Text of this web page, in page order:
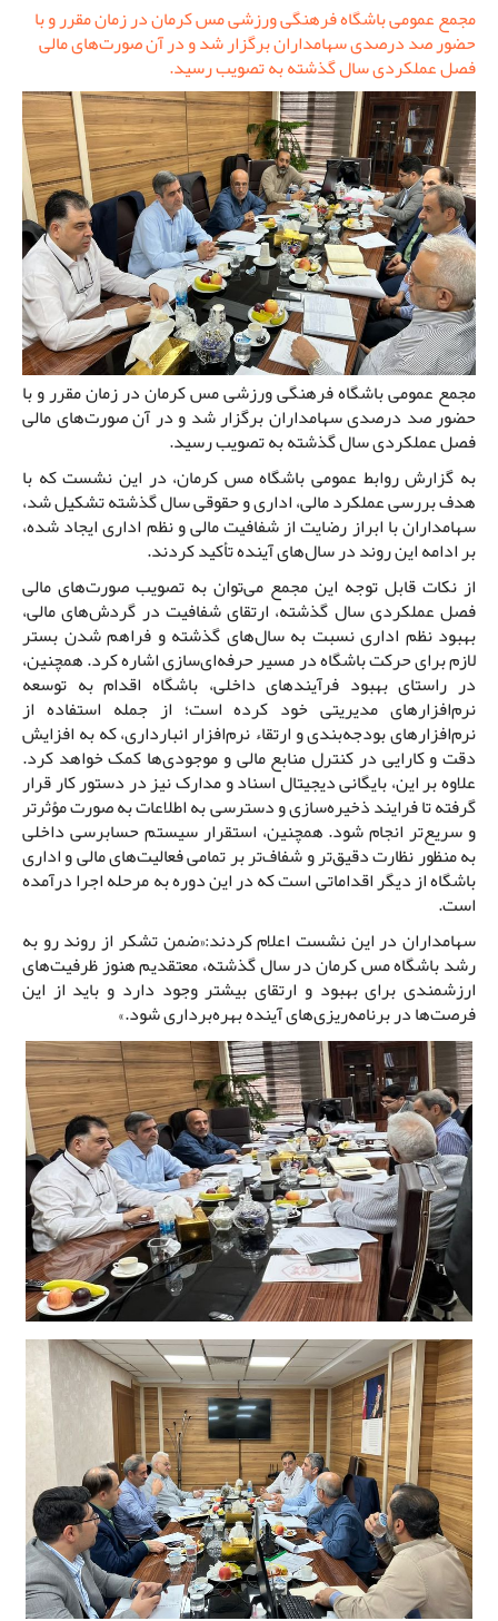
مجمع عمومی باشگاه فرهنگی ورزشی مس کرمان در زمان مقرر و با
حضور صد درصدی سهامداران برگزار شد و در آن صورت‌های مالی
فصل عملکردی سال گذشته به تصویب رسید.
مجمع عمومی باشگاه فرهنگی ورزشی مس کرمان در زمان مقرر و با
حضور صد درصدی سهامداران برگزار شد و در آن صورت‌های مالی
فصل عملکردی سال گذشته به تصویب رسید.
به گزارش روابط عمومی باشگاه مس کرمان، در این نشست که با
هدف بررسی عملکرد مالی، اداری و حقوقی سال گذشته تشکیل شد،
سهامداران با ابراز رضایت از شفافیت مالی و نظم اداری ایجاد شده،
بر ادامه این روند در سال‌های آینده تأکید کردند.
از نکات قابل توجه این مجمع می‌توان به تصویب صورت‌های مالی
فصل عملکردی سال گذشته، ارتقای شفافیت در گردش‌های مالی،
بهبود نظم اداری نسبت به سال‌های گذشته و فراهم شدن بستر
لازم برای حرکت باشگاه در مسیر حرفه‌ای‌سازی اشاره کرد. همچنین،
در راستای بهبود فرآیندهای داخلی، باشگاه اقدام به توسعه
نرم‌افزارهای مدیریتی خود کرده است؛ از جمله استفاده از
نرم‌افزارهای بودجه‌بندی و ارتقاء نرم‌افزار انبارداری، که به افزایش
دقت و کارایی در کنترل منابع مالی و موجودی‌ها کمک خواهد کرد.
علاوه بر این، بایگانی دیجیتال اسناد و مدارک نیز در دستور کار قرار
گرفته تا فرایند ذخیره‌سازی و دسترسی به اطلاعات به صورت مؤثرتر
و سریع‌تر انجام شود. همچنین، استقرار سیستم حسابرسی داخلی
به منظور نظارت دقیق‌تر و شفاف‌تر بر تمامی فعالیت‌های مالی و اداری
باشگاه از دیگر اقداماتی است که در این دوره به مرحله اجرا درآمده
است.
سهامداران در این نشست اعلام کردند:«ضمن تشکر از روند رو به
رشد باشگاه مس کرمان در سال گذشته، معتقدیم هنوز ظرفیت‌های
ارزشمندی برای بهبود و ارتقای بیشتر وجود دارد و باید از این
فرصت‌ها در برنامه‌ریزی‌های آینده بهره‌برداری شود.»